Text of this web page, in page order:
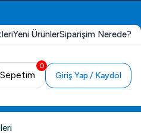
Yeni ÜrünlerSiparişim Nerede?
0
Sepetim Giriş Yap / Kaydol